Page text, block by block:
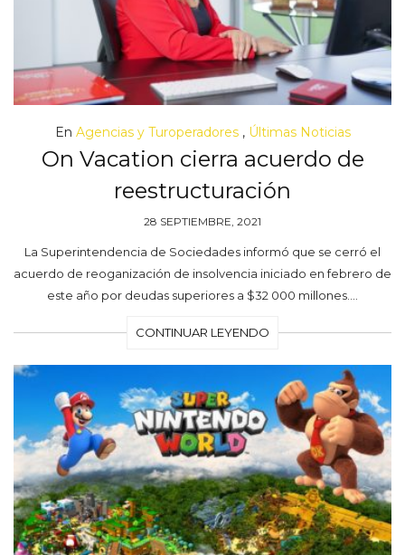
En Agencias y Turoperadores, Últimas Noticias
On Vacation cierra acuerdo de
reestructuración
28 SEPTIEMBRE, 2021
La Superintendencia de Sociedades informó que se cerró el
acuerdo de reoganización de insolvencia iniciado en febrero de
este año por deudas superiores a $32 000 millones.…
CONTINUAR LEYENDO